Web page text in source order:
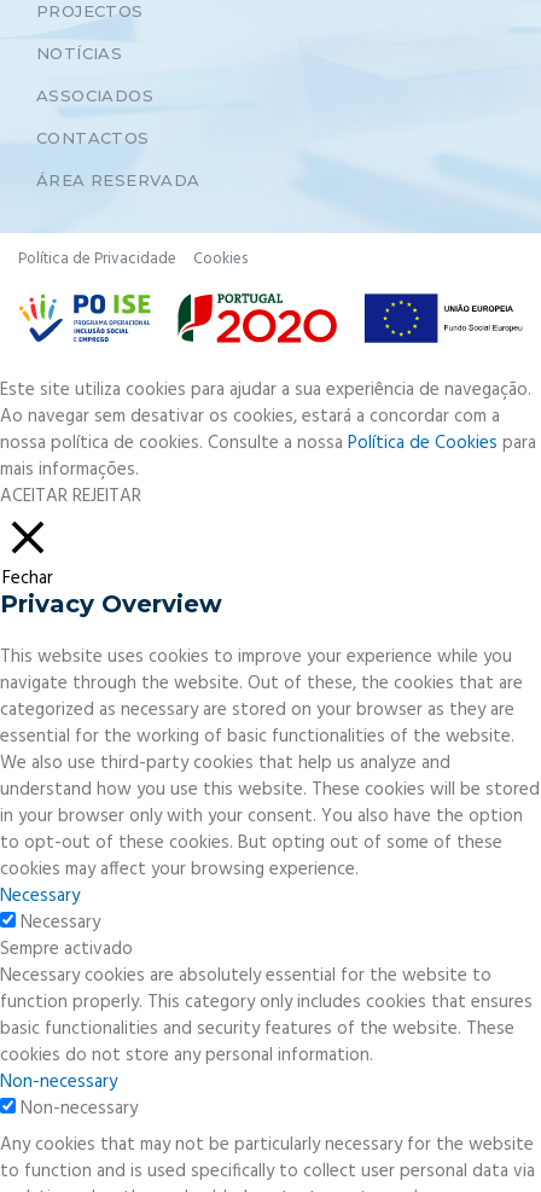
PROJECTOS
NOTÍCIAS
ASSOCIADOS
CONTACTOS
ÁREA RESERVADA
Política de Privacidade Cookies
Este site utiliza cookies para ajudar a sua experiência de navegação.
Ao navegar sem desativar os cookies, estará a concordar com a
nossa política de cookies. Consulte a nossa Política de Cookies para
mais informações.
ACEITARREJEITAR
Fechar
Privacy Overview
This website uses cookies to improve your experience while you
navigate through the website. Out of these, the cookies that are
categorized as necessary are stored on your browser as they are
essential for the working of basic functionalities of the website.
We also use third-party cookies that help us analyze and
understand how you use this website. These cookies will be stored
in your browser only with your consent. You also have the option
to opt-out of these cookies. But opting out of some of these
cookies may affect your browsing experience.
Necessary
Necessary
Sempre activado
Necessary cookies are absolutely essential for the website to
function properly. This category only includes cookies that ensures
basic functionalities and security features of the website. These
cookies do not store any personal information.
Non-necessary
Non-necessary
Any cookies that may not be particularly necessary for the website
to function and is used specifically to collect user personal data via